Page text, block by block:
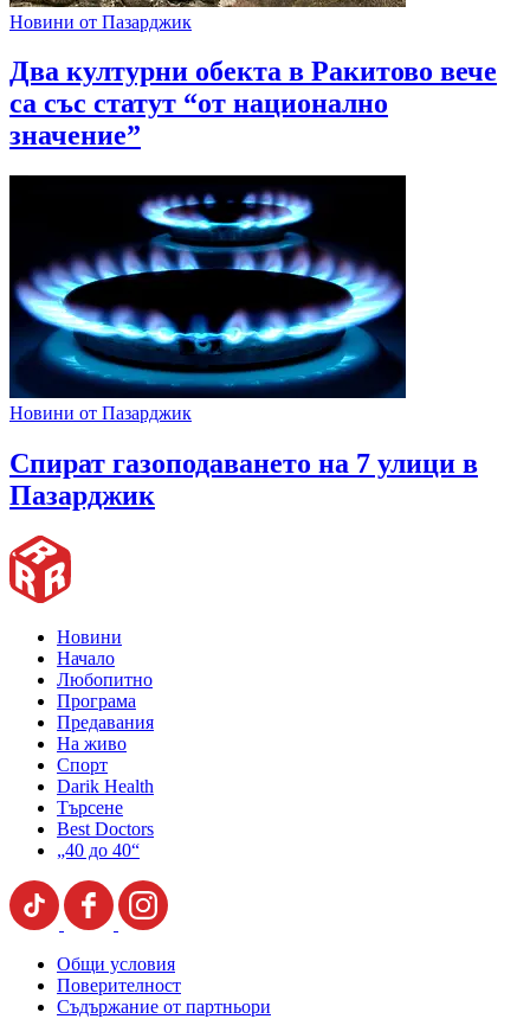
Новини от Пазарджик
Два културни обекта в Ракитово вече
са със статут “от национално
значение”
Новини от Пазарджик
Спират газоподаването на 7 улици в
Пазарджик
Новини
Начало
Любопитно
Програма
Предавания
На живо
Спорт
Darik Health
Търсене
Best Doctors
„40 до 40“
Общи условия
Поверителност
Съдържание от партньори